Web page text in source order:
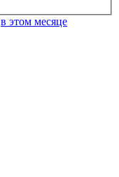
в этом месяце